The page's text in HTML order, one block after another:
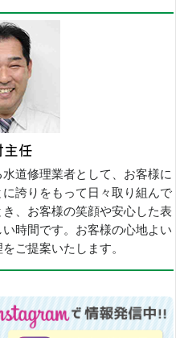
道修理業者として、お客様に
誇りをもって日々取り組んで
、お客様の笑顔や安心した表
時間です。お客様の心地よい
ご提案いたします。